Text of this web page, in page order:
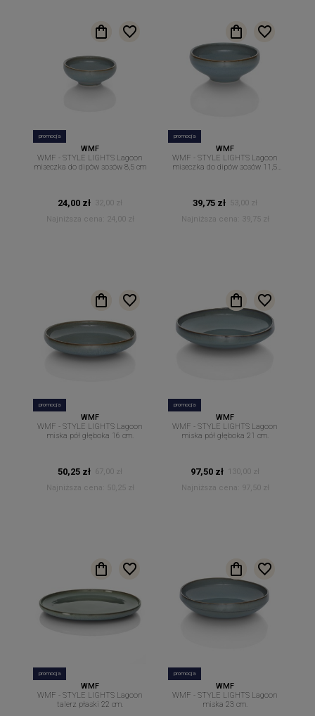
promocja
WMF
WMF - STYLE LIGHTS Lagoon
miseczka do dipów sosów 8,5 cm
24,00 zł
32,00 zł
Najniższa cena:
24,00 zł
promocja
WMF
WMF - STYLE LIGHTS Lagoon
miseczka do dipów sosów 11,5
39,75 zł
53,00 zł
Najniższa cena:
39,75 zł
promocja
WMF
WMF - STYLE LIGHTS Lagoon
miska pół głęboka 16 cm.
50,25 zł 67,00 zł
Najniższa cena:
50,25 zł
promocja
WMF
WMF - STYLE LIGHTS Lagoon
miska pół głęboka 21 cm.
97,50 zł
130,00 zł
Najniższa cena:
97,50 zł
promocja
WMF
WMF - STYLE LIGHTS Lagoon
talerz płaski 22 cm.
promocja
WMF
WMF - STYLE LIGHTS Lagoon
miska 23 cm.